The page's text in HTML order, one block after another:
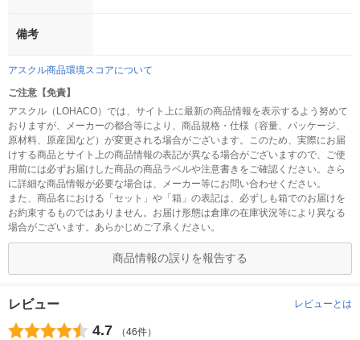
備考
アスクル商品環境スコアについて
ご注意【免責】
アスクル（LOHACO）では、サイト上に最新の商品情報を表示するよう努めて
おりますが、メーカーの都合等により、商品規格・仕様（容量、パッケージ、
原材料、原産国など）が変更される場合がございます。このため、実際にお届
けする商品とサイト上の商品情報の表記が異なる場合がございますので、ご使
用前には必ずお届けした商品の商品ラベルや注意書きをご確認ください。さら
に詳細な商品情報が必要な場合は、メーカー等にお問い合わせください。
また、商品名における「セット」や「箱」の表記は、必ずしも箱でのお届けを
お約束するものではありません。お届け形態は倉庫の在庫状況等により異なる
場合がございます。あらかじめご了承ください。
商品情報の誤りを報告する
レビュー レビューとは
4.7 （46件）